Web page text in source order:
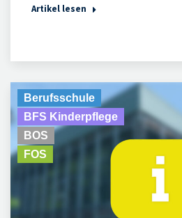
Artikel lesen
Berufsschule
BFS Kinderpflege
BOS
FOS